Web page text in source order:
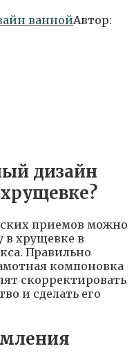
ваннойАвтор:
дизайн
приемов можно
в хрущевке в
Правильно
компоновка
скорректировать
и сделать его